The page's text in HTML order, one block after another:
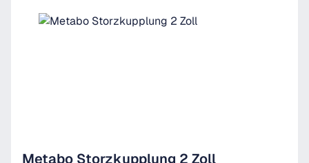
Metabo Storzkupplung 2 Zoll